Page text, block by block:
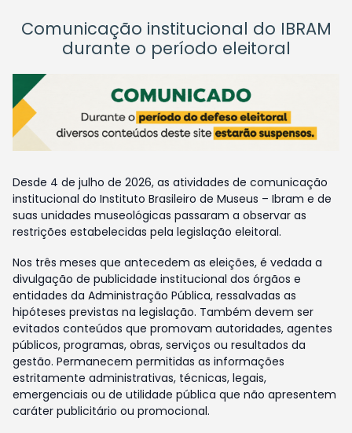
Comunicação institucional do IBRAM
durante o período eleitoral
Desde 4 de julho de 2026, as atividades de comunicação
institucional do Instituto Brasileiro de Museus – Ibram e de
suas unidades museológicas passaram a observar as
restrições estabelecidas pela legislação eleitoral.
Nos três meses que antecedem as eleições, é vedada a
divulgação de publicidade institucional dos órgãos e
entidades da Administração Pública, ressalvadas as
hipóteses previstas na legislação. Também devem ser
evitados conteúdos que promovam autoridades, agentes
públicos, programas, obras, serviços ou resultados da
gestão. Permanecem permitidas as informações
estritamente administrativas, técnicas, legais,
emergenciais ou de utilidade pública que não apresentem
caráter publicitário ou promocional.